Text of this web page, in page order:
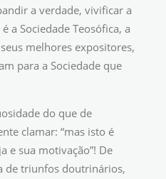
a verdade, vivificar a
a Sociedade Teosófica, a
melhores expositores,
para a Sociedade que
do que de
clamar: “mas isto é
e sua motivação”! De
de triunfos doutrinários,